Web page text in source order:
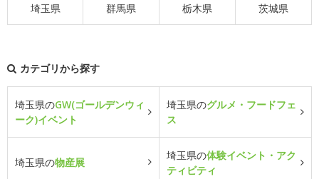
埼玉県 群馬県 栃木県 茨城県
カテゴリから探す
埼玉県のGW(ゴールデンウィ
ーク)イベント
埼玉県のグルメ・フードフェ
ス
埼玉県の物産展
埼玉県の体験イベント・アク
ティビティ